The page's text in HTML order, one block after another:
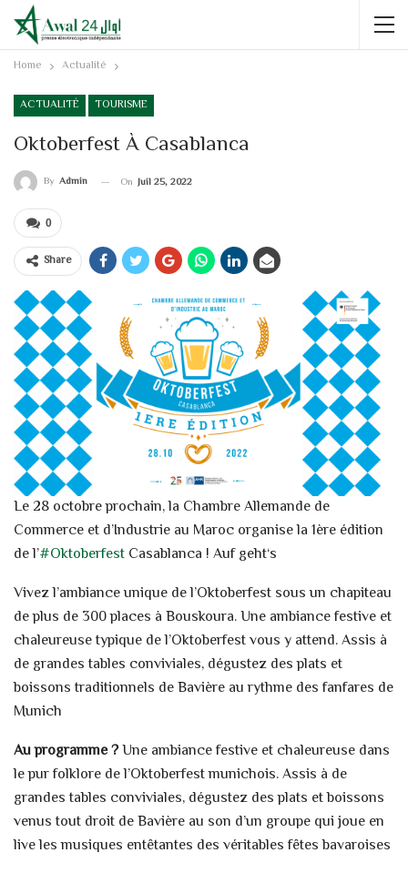
Home Actualité
ACTUALITÉ TOURISME
Oktoberfest À Casablanca
By Admin On Juil 25, 2022
0
Share
Le 28 octobre prochain, la Chambre Allemande de
Commerce et d’Industrie au Maroc organise la 1ère édition
de l’#Oktoberfest Casablanca ! Auf geht‘s
Vivez l’ambiance unique de l’Oktoberfest sous un chapiteau
de plus de 300 places à Bouskoura. Une ambiance festive et
chaleureuse typique de l’Oktoberfest vous y attend. Assis à
de grandes tables conviviales, dégustez des plats et
boissons traditionnels de Bavière au rythme des fanfares de
Munich
Au programme ?Une ambiance festive et chaleureuse dans
le pur folklore de l’Oktoberfest munichois. Assis à de
grandes tables conviviales, dégustez des plats et boissons
venus tout droit de Bavière au son d’un groupe qui joue en
live les musiques entêtantes des véritables fêtes bavaroises